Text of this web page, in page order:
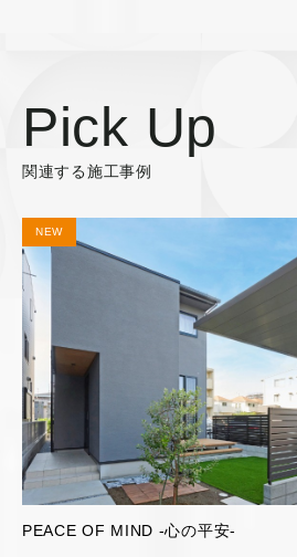
Pick Up
関連する施工事例